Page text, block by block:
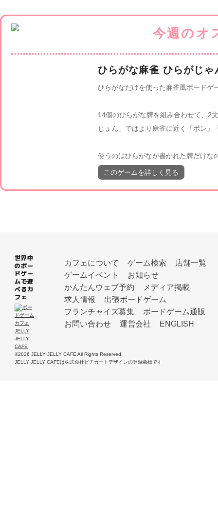
ひらがな麻雀 ひらがじ
ひらがなだけを使った麻雀風ボードゲ
14個のひらがな牌を組み合わせて、2
じょん」ではより麻雀に近く「ポン
使うのはひらがなが書かれた牌だけな
このゲームを詳しく見る
世界中
のボー
ドゲー
ムで遊
べるカ
フェ
カフェについて ゲーム検索
店舗一覧
ゲームイベント
お知らせ
かんたんウェブ予約
メディア掲載
求人情報
出張ボードゲーム
フランチャイズ募集
ボードゲーム通販
お問い合わせ
運営会社 ENGLISH
©2026 JELLY JELLY CAFE All Rights Reserved.
JELLY JELLY CAFEは株式会社ピチカートデザインの登録商標です